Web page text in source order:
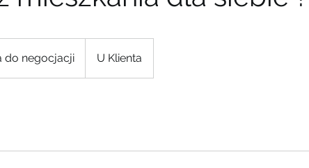
do negocjacji U Klienta